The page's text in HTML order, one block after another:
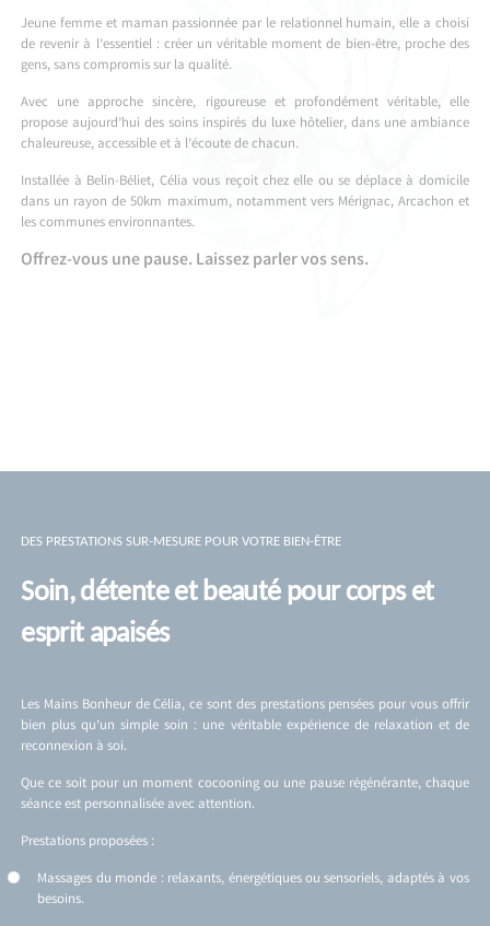
Jeune femme et maman passionnée par le relationnel humain, elle a choisi
de revenir à l’essentiel : créer un véritable moment de bien-être, proche des
gens, sans compromis sur la qualité.
Avec une approche sincère, rigoureuse et profondément véritable, elle
propose aujourd’hui des soins inspirés du luxe hôtelier, dans une ambiance
chaleureuse, accessible et à l’écoute de chacun.
Installée à Belin-Béliet, Célia vous reçoit chez elle ou se déplace à domicile
dans un rayon de 50km maximum, notamment vers Mérignac, Arcachon et
les communes environnantes.
Offrez-vous une pause. Laissez parler vos sens.
DES PRESTATIONS SUR-MESURE POUR VOTRE BIEN-ÊTRE
Soin, détente et beauté pour corps et
esprit apaisés
Les Mains Bonheur de Célia, ce sont des prestations pensées pour vous offrir
bien plus qu’un simple soin : une véritable expérience de relaxation et de
reconnexion à soi.
Que ce soit pour un moment cocooning ou une pause régénérante, chaque
séance est personnalisée avec attention.
Prestations proposées :
Massages du monde : relaxants, énergétiques ou sensoriels, adaptés à vos
besoins.